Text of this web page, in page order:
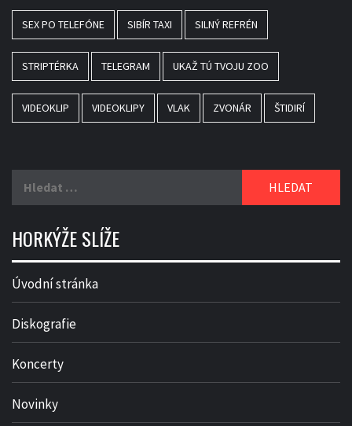
SEX PO TELEFÓNE SIBÍR TAXI SILNÝ REFRÉN
STRIPTÉRKA TELEGRAM UKAŽ TÚ TVOJU ZOO
VIDEOKLIP VIDEOKLIPY VLAK ZVONÁR ŠTIDIRÍ
HORKÝŽE SLÍŽE
Úvodní stránka
Diskografie
Koncerty
Novinky